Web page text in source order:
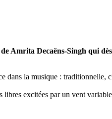
Amrita Decaëns-Singh qui
la musique : traditionnelle,
excitées par un vent